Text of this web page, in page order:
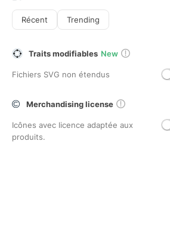
Récent Trending
Traits modifiables New
Fichiers SVG non étendus
Merchandising license
Icônes avec licence adaptée aux
produits.